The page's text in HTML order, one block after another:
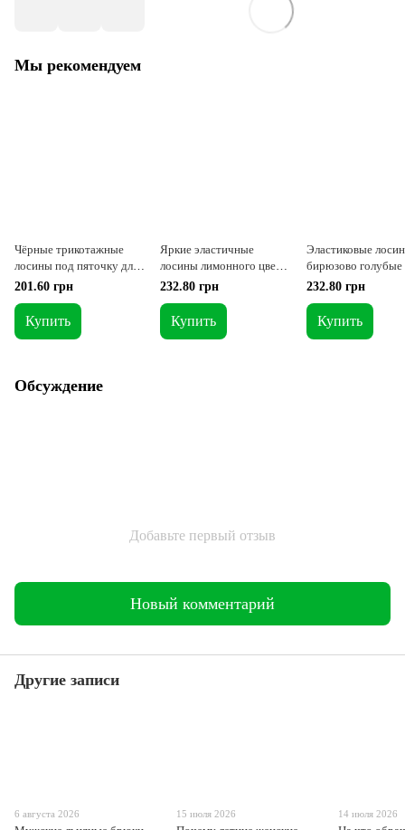
Мы рекомендуем
Чёрные трикотажные
лосины под пяточку для
танцев и гимнастики № 0
201.60 грн
Купить
Яркие эластичные
лосины лимонного цвета
для утренников №3
232.80 грн
Купить
Эластиковые
бирюзово
232.80 грн
Купить
Обсуждение
Добавьте первый отзыв
Новый комментарий
Другие записи
6 августа 2026 15 июля 2026 14 июля 2026